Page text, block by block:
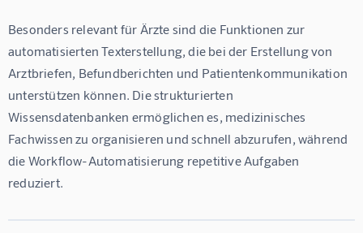
Besonders relevant für Ärzte sind die Funktionen zur
automatisierten Texterstellung, die bei der Erstellung von
Arztbriefen, Befundberichten und Patientenkommunikation
unterstützen können. Die strukturierten
Wissensdatenbanken ermöglichen es, medizinisches
Fachwissen zu organisieren und schnell abzurufen, während
die Workflow-Automatisierung repetitive Aufgaben
reduziert.